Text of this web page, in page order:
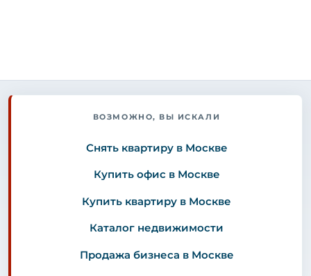
ВОЗМОЖНО, ВЫ ИСКАЛИ
Снять квартиру в Москве
Купить офис в Москве
Купить квартиру в Москве
Каталог недвижимости
Продажа бизнеса в Москве